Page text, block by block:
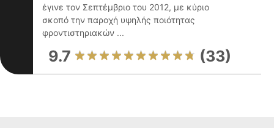
έγινε τον Σεπτέμβριο του 2012, με κύριο
σκοπό την παροχή υψηλής ποιότητας
φροντιστηριακών ...
9.7 (33)